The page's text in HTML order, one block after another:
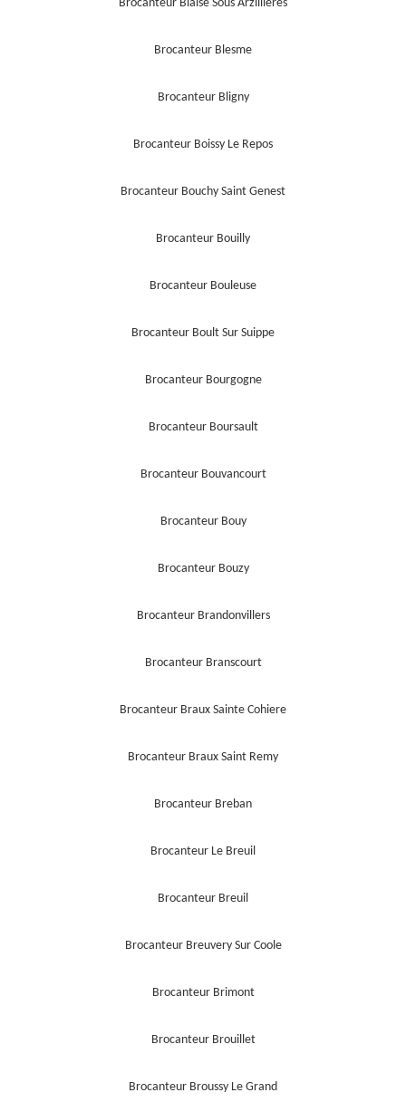
Brocanteur Blaise Sous Arzillieres
Brocanteur Blesme
Brocanteur Bligny
Brocanteur Boissy Le Repos
Brocanteur Bouchy Saint Genest
Brocanteur Bouilly
Brocanteur Bouleuse
Brocanteur Boult Sur Suippe
Brocanteur Bourgogne
Brocanteur Boursault
Brocanteur Bouvancourt
Brocanteur Bouy
Brocanteur Bouzy
Brocanteur Brandonvillers
Brocanteur Branscourt
Brocanteur Braux Sainte Cohiere
Brocanteur Braux Saint Remy
Brocanteur Breban
Brocanteur Le Breuil
Brocanteur Breuil
Brocanteur Breuvery Sur Coole
Brocanteur Brimont
Brocanteur Brouillet
Brocanteur Broussy Le Grand